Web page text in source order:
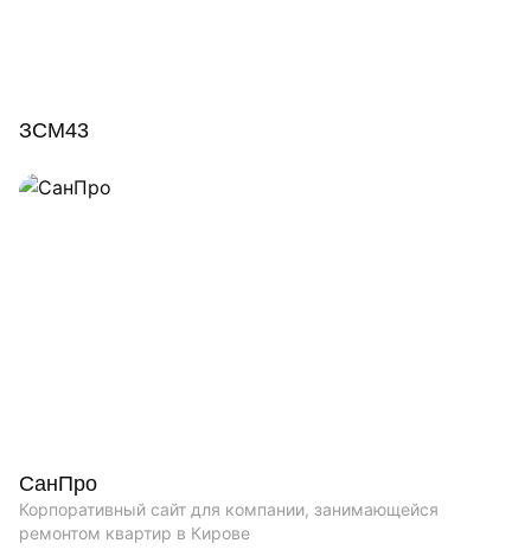
ЗСМ43
СанПро
Корпоративный сайт для компании, занимающейся
ремонтом квартир в Кирове